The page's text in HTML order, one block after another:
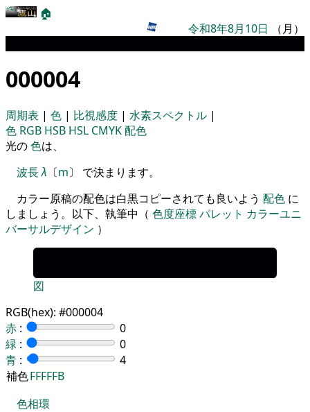
🏠
令和8年8月10日 （月）
000004
周期表 | 色 | 比視感度 | 水素スペクトル |
色 RGB HSB HSL CMYK配色
光の色は、
波長λ 〔m〕 で決まります。
カラー原稿の配色は白黒コピーされても良いよう 配色 に
しましょう。以下、執筆中（ 色度座標パレット カラーユニ
バーサルデザイン ）
図
RGB(hex): #000004
赤 :
0
緑 :
0
青 :
4
補色FFFFFB
色相環